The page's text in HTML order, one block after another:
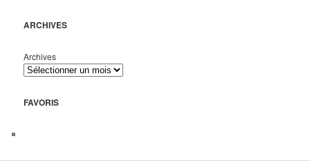
ARCHIVES
Archives
FAVORIS